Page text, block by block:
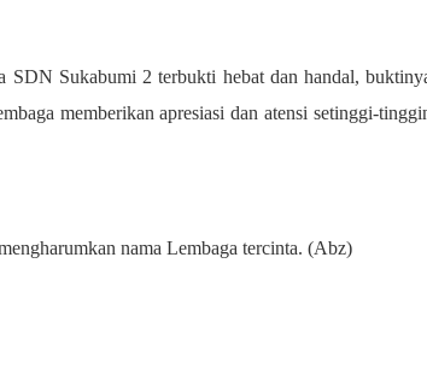
Sukabumi 2 terbukti hebat dan handal,
memberikan apresiasidan atensi setinggi-
nama Lembaga tercinta. (Abz)